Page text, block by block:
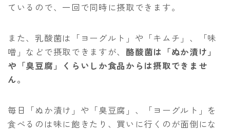
ているので、一回で同時に摂取できます。
また、乳酸菌は「ヨーグルト」や「キムチ」、「味
噌」などで摂取できますが、酪酸菌は「ぬか漬け」
や「臭豆腐」くらいしか食品からは摂取できませ
ん。
毎日「ぬか漬け」や「臭豆腐」、「ヨーグルト」を
食べるのは味に飽きたり、買いに行くのが面倒にな